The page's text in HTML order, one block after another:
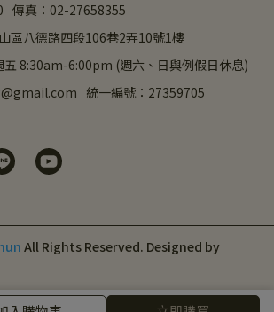
完成
傳真：02-27658355
區八德路四段106巷2弄10號1樓
五 8:30am-6:00pm (週六、日與例假日休息)
統一編號：27359705
All Rights Reserved. Designed by